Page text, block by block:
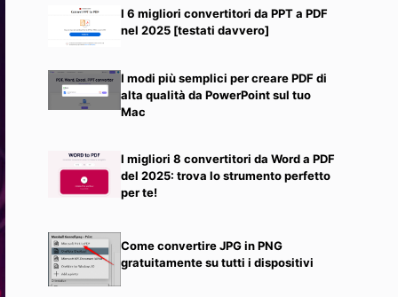
I 6 migliori convertitori da PPT a PDF
nel 2025 [testati davvero]
I modi più semplici per creare PDF di
alta qualità da PowerPoint sul tuo
Mac
I migliori 8 convertitori da Word a PDF
del 2025: trova lo strumento perfetto
per te!
Come convertire JPG in PNG
gratuitamente su tutti i dispositivi